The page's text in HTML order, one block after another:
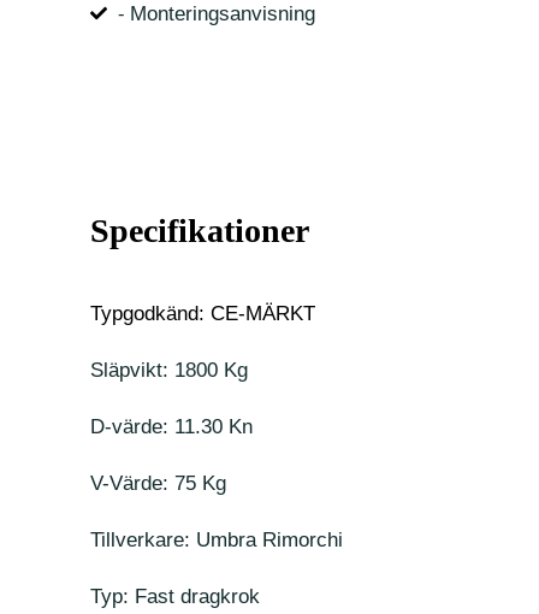
⁃ Monteringsanvisning
Specifikationer
Typgodkänd: CE-MÄRKT
Släpvikt: 1800 Kg
D-värde: 11.30 Kn
V-Värde: 75 Kg
Tillverkare: Umbra Rimorchi
Typ: Fast dragkrok